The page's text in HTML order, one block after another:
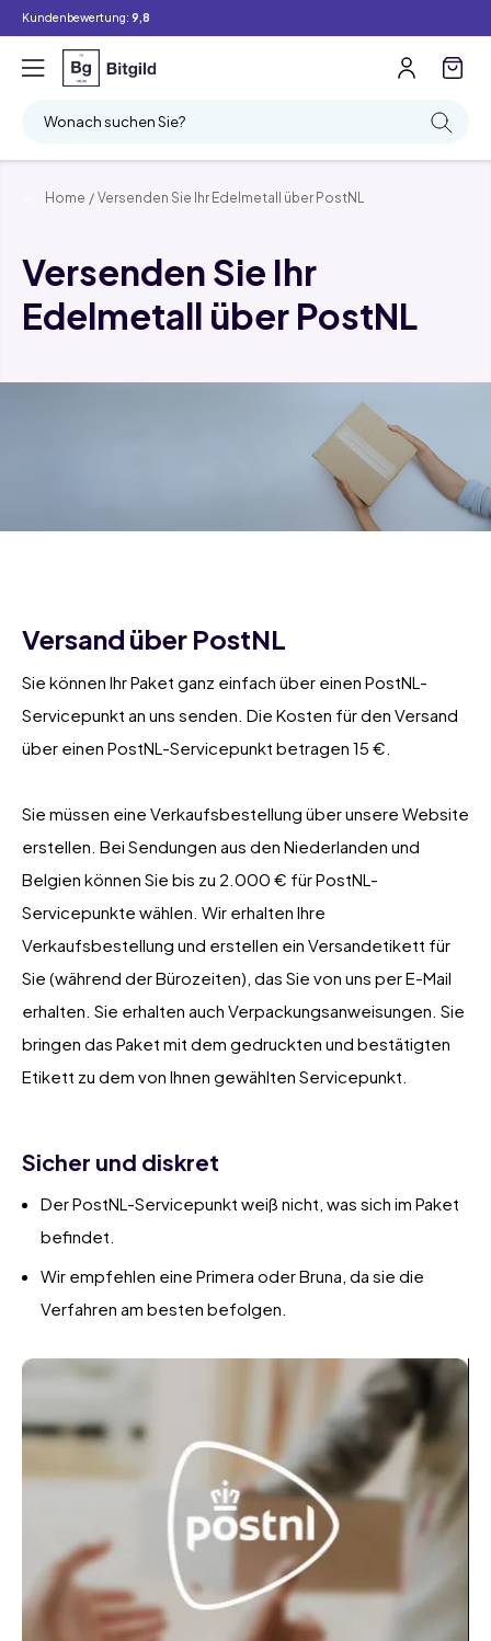
Kundenbewertung: 9,8
Wonach suchen Sie?
Home / Versenden Sie Ihr Edelmetall über PostNL
Versenden Sie Ihr
Edelmetall über PostNL
Versand über PostNL
Sie können Ihr Paket ganz einfach über einen PostNL-
Servicepunkt an uns senden. Die Kosten für den Versand
über einen PostNL-Servicepunkt betragen 15 €.
Sie müssen eine Verkaufsbestellung über unsere Website
erstellen. Bei Sendungen aus den Niederlanden und
Belgien können Sie bis zu 2.000 € für PostNL-
Servicepunkte wählen. Wir erhalten Ihre
Verkaufsbestellung und erstellen ein Versandetikett für
Sie (während der Bürozeiten), das Sie von uns per E-Mail
erhalten. Sie erhalten auch Verpackungsanweisungen. Sie
bringen das Paket mit dem gedruckten und bestätigten
Etikett zu dem von Ihnen gewählten Servicepunkt.
Sicher und diskret
Der PostNL-Servicepunkt weiß nicht, was sich im Paket
befindet.
Wir empfehlen eine Primera oder Bruna, da sie die
Verfahren am besten befolgen.